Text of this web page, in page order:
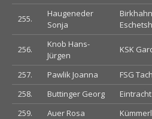
255.
Haugeneder
Sonja
256.
Knob Hans-
Jürgen
KSK
257. Pawlik Joanna FSG
258.
Buttinger Georg
259.
Auer Rosa